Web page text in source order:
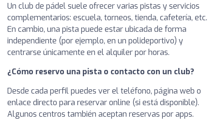
Un club de pádel suele ofrecer varias pistas y servicios
complementarios: escuela, torneos, tienda, cafetería, etc.
En cambio, una pista puede estar ubicada de forma
independiente (por ejemplo, en un polideportivo) y
centrarse únicamente en el alquiler por horas.
¿Cómo reservo una pista o contacto con un club?
Desde cada perfil puedes ver el teléfono, página web o
enlace directo para reservar online (si está disponible).
Algunos centros también aceptan reservas por apps.